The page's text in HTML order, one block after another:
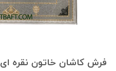
فرش کاشان خاتون نقره ای